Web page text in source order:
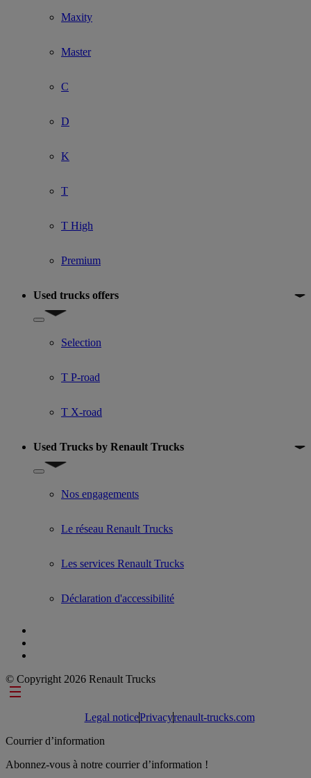
Maxity
Master
C
D
K
T
T High
Premium
Used trucks offers
Show submenu for Used trucks offers
Selection
T P-road
T X-road
Used Trucks by Renault Trucks
Show submenu for Used Trucks by Renault Trucks
Nos engagements
Le réseau Renault Trucks
Les services Renault Trucks
Déclaration d'accessibilité
© Copyright 2026 Renault Trucks
Footer links
Legal noticePrivacyrenault-trucks.com
Courrier d’information
Abonnez-vous à notre courrier d’information !